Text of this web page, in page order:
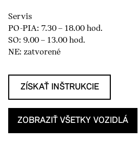
Servis
PO-PIA: 7.30 – 18.00 hod.
SO: 9.00 – 13.00 hod.
NE: zatvorené
ZÍSKAŤ INŠTRUKCIE
ZOBRAZIŤ VŠETKY VOZIDLÁ